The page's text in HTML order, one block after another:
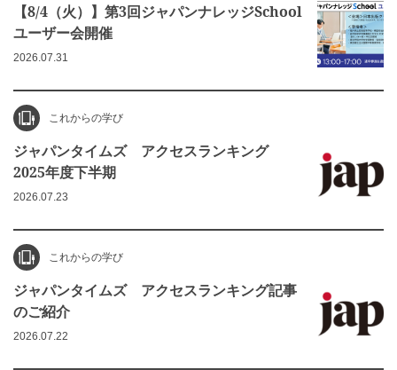
【8/4（火）】第3回ジャパンナレッジSchool
ユーザー会開催
2026.07.31
これからの学び
ジャパンタイムズ アクセスランキング
2025年度下半期
2026.07.23
これからの学び
ジャパンタイムズ アクセスランキング記事
のご紹介
2026.07.22